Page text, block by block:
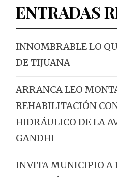
ENTRADAS
INNOMBRABLE LO
DE TIJUANA
ARRANCA LEO
REHABILITACIÓN
HIDRÁULICO DE LA
GANDHI
INVITA MUNICIPIO A